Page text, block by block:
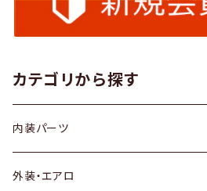
カテゴリから探す
内装パーツ
トヨタ
外装・エアロ